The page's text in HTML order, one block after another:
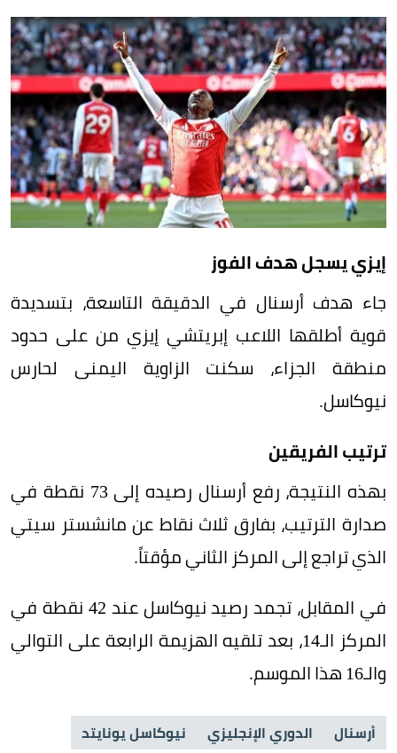
إيزي يسجل هدف الفوز
جاء هدف أرسنال في الدقيقة التاسعة، بتسديدة
قوية أطلقها اللاعب إبريتشي إيزي من على حدود
منطقة الجزاء، سكنت الزاوية اليمنى لحارس
نيوكاسل.
ترتيب الفريقين
بهذه النتيجة، رفع أرسنال رصيده إلى 73 نقطة في
صدارة الترتيب، بفارق ثلاث نقاط عن مانشستر سيتي
الذي تراجع إلى المركز الثاني مؤقتاً.
في المقابل، تجمد رصيد نيوكاسل عند 42 نقطة في
المركز الـ14، بعد تلقيه الهزيمة الرابعة على التوالي
والـ16 هذا الموسم.
أرسنال الدوري الإنجليزي نيوكاسل يونايتد